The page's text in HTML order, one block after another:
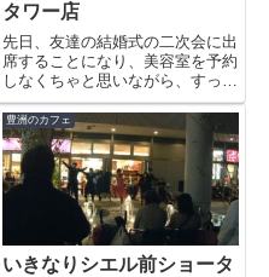
タワー店
先日、友達の結婚式の二次会に出
席することになり、美容室を予約
しなくちゃと思いながら、すっか
り忘れて前日になっていました。
当然ららぽーとのUNIXは予約で
いっぱい。けんもほろろな感じで
断られてしまいました＾＾；そう
いえばシエルタワーに美容室が...
豊洲のカフェ
いきなりシエル前ショータ